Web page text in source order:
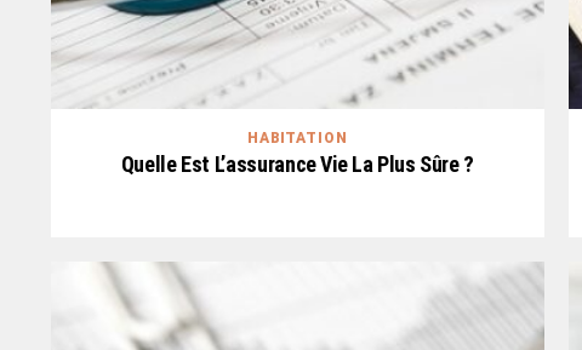
HABITATION
Quelle Est L’assurance Vie La Plus Sûre ?